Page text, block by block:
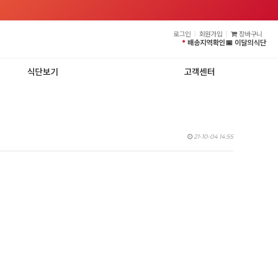
로그인 회원가입 장바구니
* 배송지역확인📅 이달의식단
식단보기 고객센터
21-10-04 14:55